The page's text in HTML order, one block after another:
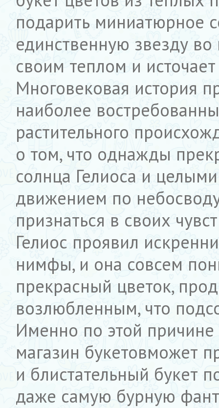
подарить миниатюрное
единственную звезду во
своим теплом и
Многовековая история
наиболее
растительного
о том, что однажды
солнца Гелиоса и
движением по
признаться в своих
Гелиос проявил
нимфы, и она совсем
прекрасный цветок,
возлюбленным, что
Именно по этой
магазин букетовможет
и блистательный букет
даже самую бурную